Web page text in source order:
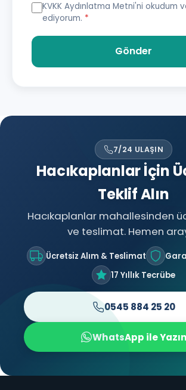
KVKK Aydınlatma Metni'ni okudum
ediyorum. *
Gönder
7/24 ULAŞIN
Hacıkaplanlar İçin
Teklif Alın
Hacıkaplanlar mahallesinden
ve teslimat. Hemen
Ücretsiz Alım & Teslimat
17 Yıllık Tecrübe
0545 884 25 20
WhatsApp ile Yazın